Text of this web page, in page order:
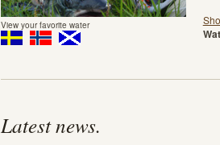
View your favorite water
Latest news.